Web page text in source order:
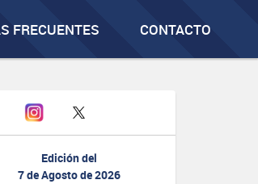
FRECUENTES CONTACTO
Edición del
7 de Agosto de 2026